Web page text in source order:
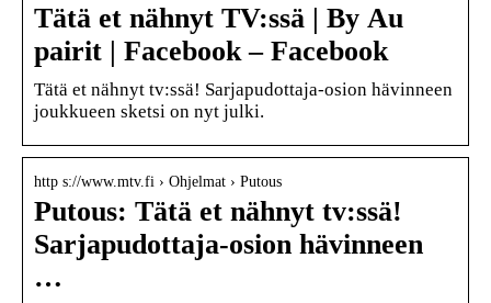
Tätä et nähnyt TV:ssä | By ‏‎Au
pairit‎‏ | Facebook – Facebook
Tätä et nähnyt tv:ssä! Sarjapudottaja-osion hävinneen
joukkueen sketsi on nyt julki.
http s://www.mtv.fi › Ohjelmat › Putous
Putous: Tätä et nähnyt tv:ssä!
Sarjapudottaja-osion hävinneen
…